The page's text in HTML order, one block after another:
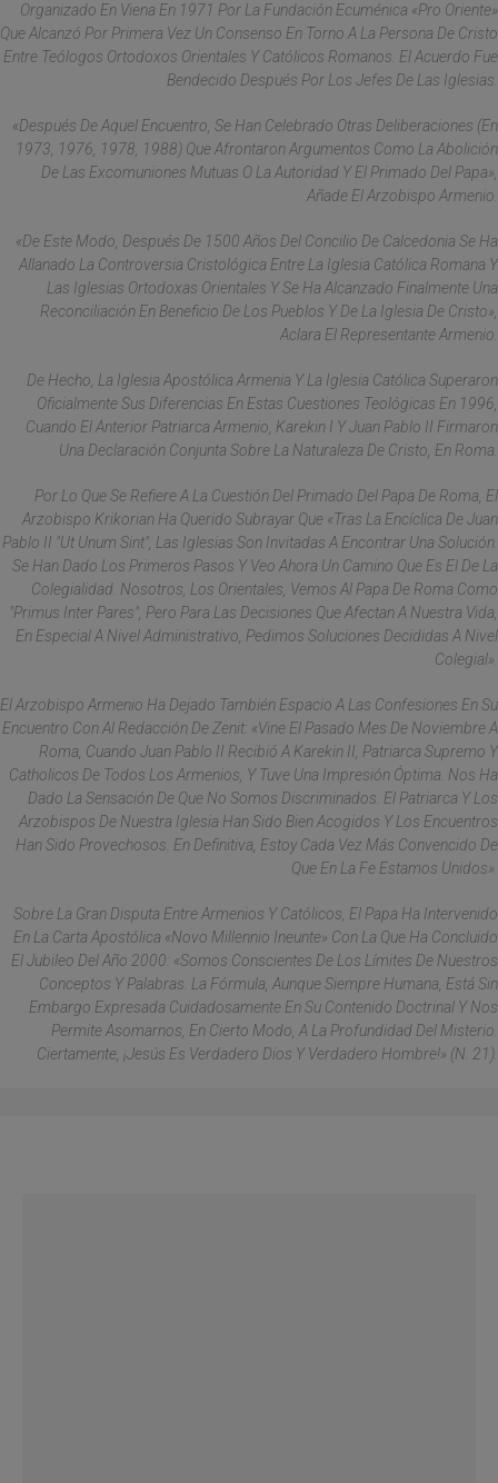
Organizado En Viena En 1971 Por La Fundación Ecuménica «Pro Oriente»
Que Alcanzó Por Primera Vez Un Consenso En Torno A La Persona De Cristo
Entre Teólogos Ortodoxos Orientales Y Católicos Romanos. El Acuerdo Fue
Bendecido Después Por Los Jefes De Las Iglesias.
«Después De Aquel Encuentro, Se Han Celebrado Otras Deliberaciones (en
1973, 1976, 1978, 1988) Que Afrontaron Argumentos Como La Abolición
De Las Excomuniones Mutuas O La Autoridad Y El Primado Del Papa»,
Añade El Arzobispo Armenio.
«De Este Modo, Después De 1500 Años Del Concilio De Calcedonia Se Ha
Allanado La Controversia Cristológica Entre La Iglesia Católica Romana Y
Las Iglesias Ortodoxas Orientales Y Se Ha Alcanzado Finalmente Una
Reconciliación En Beneficio De Los Pueblos Y De La Iglesia De Cristo»,
Aclara El Representante Armenio.
De Hecho, La Iglesia Apostólica Armenia Y La Iglesia Católica Superaron
Oficialmente Sus Diferencias En Estas Cuestiones Teológicas En 1996,
Cuando El Anterior Patriarca Armenio, Karekin I Y Juan Pablo II Firmaron
Una Declaración Conjunta Sobre La Naturaleza De Cristo, En Roma.
Por Lo Que Se Refiere A La Cuestión Del Primado Del Papa De Roma, El
Arzobispo Krikorian Ha Querido Subrayar Que «tras La Encíclica De Juan
Pablo II "Ut Unum Sint", Las Iglesias Son Invitadas A Encontrar Una Solución.
Se Han Dado Los Primeros Pasos Y Veo Ahora Un Camino Que Es El De La
Colegialidad. Nosotros, Los Orientales, Vemos Al Papa De Roma Como
"Primus Inter Pares", Pero Para Las Decisiones Que Afectan A Nuestra Vida,
En Especial A Nivel Administrativo, Pedimos Soluciones Decididas A Nivel
Colegial».
El Arzobispo Armenio Ha Dejado También Espacio A Las Confesiones En Su
Encuentro Con Al Redacción De Zenit: «Vine El Pasado Mes De Noviembre A
Roma, Cuando Juan Pablo II Recibió A Karekin II, Patriarca Supremo Y
Catholicos De Todos Los Armenios, Y Tuve Una Impresión Óptima. Nos Ha
Dado La Sensación De Que No Somos Discriminados. El Patriarca Y Los
Arzobispos De Nuestra Iglesia Han Sido Bien Acogidos Y Los Encuentros
Han Sido Provechosos. En Definitiva, Estoy Cada Vez Más Convencido De
Que En La Fe Estamos Unidos».
Sobre La Gran Disputa Entre Armenios Y Católicos, El Papa Ha Intervenido
En La Carta Apostólica «Novo Millennio Ineunte» Con La Que Ha Concluido
El Jubileo Del Año 2000: «Somos Conscientes De Los Límites De Nuestros
Conceptos Y Palabras. La Fórmula, Aunque Siempre Humana, Está Sin
Embargo Expresada Cuidadosamente En Su Contenido Doctrinal Y Nos
Permite Asomarnos, En Cierto Modo, A La Profundidad Del Misterio.
Ciertamente, ¡Jesús Es Verdadero Dios Y Verdadero Hombre!» (n. 21).